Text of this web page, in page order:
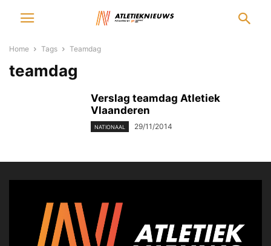
Home Tags Teamdag
teamdag
Verslag teamdag Atletiek
Vlaanderen
NATIONAAL 29/11/2014